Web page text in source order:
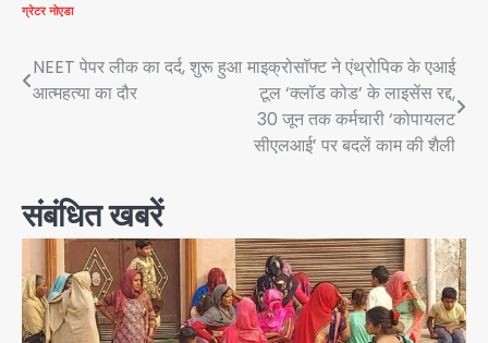
ग्रेटर नोएडा
Post
navigation
NEET पेपर लीक का दर्द, शुरू हुआ
आत्महत्या का दौर
माइक्रोसॉफ्ट ने एंथ्रोपिक के एआई
टूल ‘क्लॉड कोड’ के लाइसेंस रद्द,
30 जून तक कर्मचारी ‘कोपायलट
सीएलआई’ पर बदलें काम की शैली
संबंधित खबरें